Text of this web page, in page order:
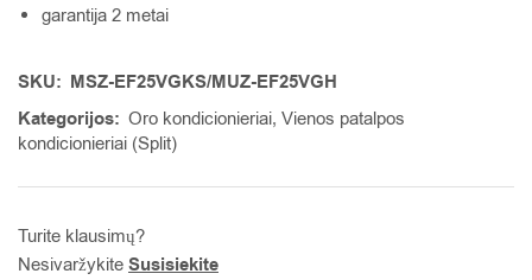
garantija 2 metai
SKU: MSZ-EF25VGKS/MUZ-EF25VGH
Kategorijos: Oro kondicionieriai, Vienos patalpos
kondicionieriai (Split)
Turite klausimų?
Nesivaržykite Susisiekite